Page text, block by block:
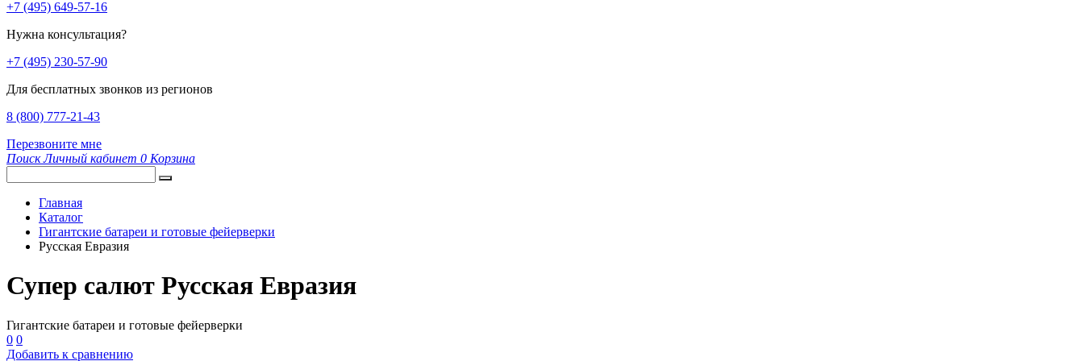
+7 (495) 649-57-16
Нужна консультация?
+7 (495) 230-57-90
Для бесплатных звонков из регионов
8 (800) 777-21-43
Перезвоните мне
Поиск Личный кабинет 0 Корзина
Главная
Каталог
Гигантские батареи и готовые фейерверки
Русская Евразия
Супер салют Русская Евразия
Гигантские батареи и готовые фейерверки
0 0
Добавить к сравнению